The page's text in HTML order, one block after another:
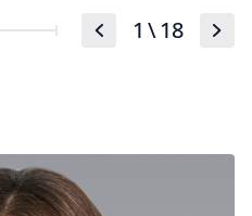
1 \18